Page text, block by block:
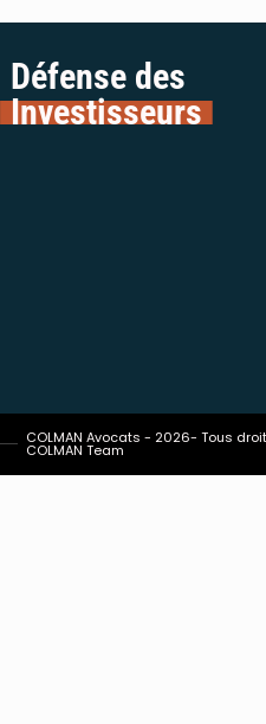
Défense des
Investisseurs
COLMAN Avocats - 2026- Tous
COLMAN Team